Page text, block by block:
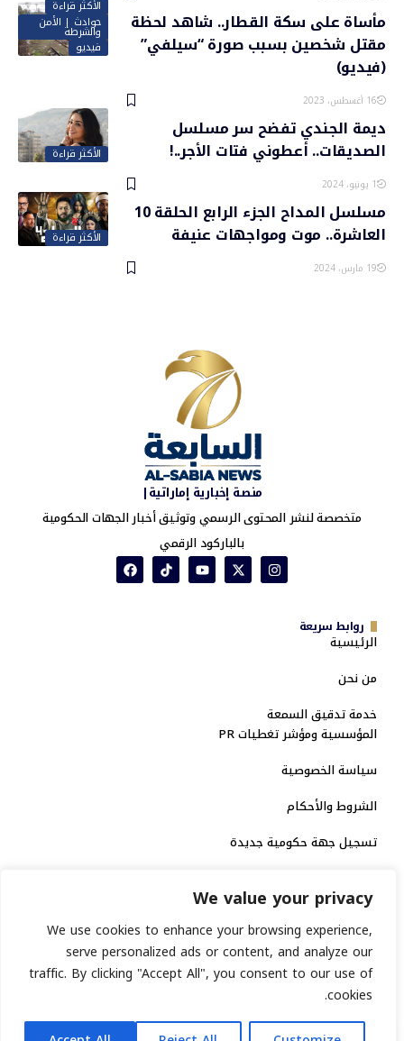
We value your privacy
We use cookies to enhance your browsing experience,
serve personalized ads or content, and analyze our
traffic. By clicking "Accept All", you consent to our use of
cookies.
الأكثر قراءة
حوادث | الأمن
والشرطة
فيديو
مأساة على سكة القطار.. شاهد لحظة
مقتل شخصين بسبب صورة “سيلفي”
(فيديو)
16 أغسطس، 2023
الأكثر قراءة
ديمة الجندي تفضح سر مسلسل
الصديقات.. أعطوني فتات الأجر..!
1 يونيو، 2024
الأكثر قراءة
مسلسل المداح الجزء الرابع الحلقة 10
العاشرة.. موت ومواجهات عنيفة
19 مارس، 2024
منصة إخبارية إماراتية|
متخصصة لنشر المحتوى الرسمي وتوثيق أخبار الجهات الحكومية
بالباركود الرقمي
روابط سريعة
الرئيسية
من نحن
خدمة تدقيق السمعة
المؤسسية ومؤشر تغطيات PR
سياسة الخصوصية
الشروط والأحكام
تسجيل جهة حكومية جديدة
منصة إخبارية مرخصة
رقم الترخيص الاتحادي : 8793134
جميع حقوق التوثيق الرقمي محفوظة لمنصة السابعة © 2026. AR
انشر خبرك